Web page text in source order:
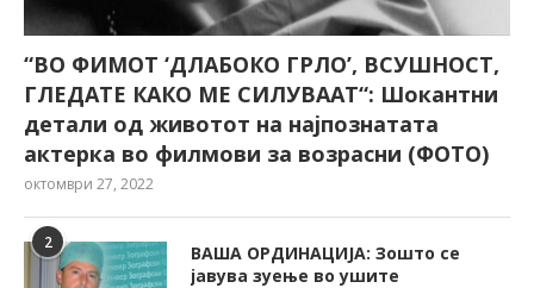
“ВО ФИМОТ ‘ДЛАБОКО ГРЛО’, ВСУШНОСТ,
ГЛЕДАТЕ КАКО МЕ СИЛУВААТ“: Шокантни
детали од животот на најпознатата
актерка во филмови за возрасни (ФОТО)
октомври 27, 2022
2
ВАША ОРДИНАЦИЈА: Зошто се
јавува зуење во ушите